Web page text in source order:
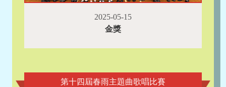
2025-05-15
金獎
第十四屆春雨主題曲歌唱比賽